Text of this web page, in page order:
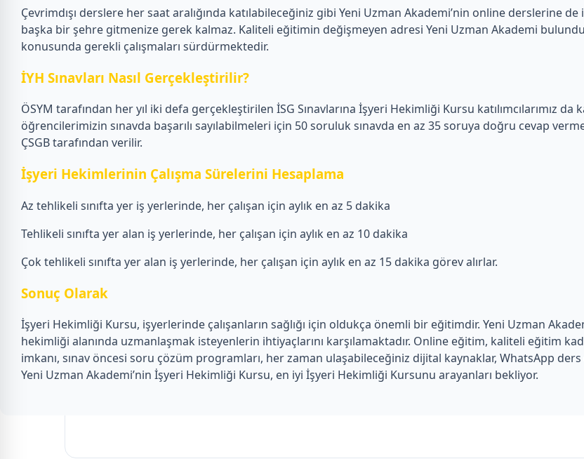
Çevrimdışı derslere her saat aralığında katılabileceğiniz gibi Yeni Uzman Akademi’nin online derslerine
başka bir şehre gitmenize gerek kalmaz. Kaliteli eğitimin değişmeyen adresi Yeni Uzman Akademi
konusunda gerekli çalışmaları sürdürmektedir.
İYH Sınavları Nasıl Gerçekleştirilir?
ÖSYM tarafından her yıl iki defa gerçekleştirilen İSG Sınavlarına İşyeri Hekimliği Kursu katılımcılarımız da
öğrencilerimizin sınavda başarılı sayılabilmeleri için 50 soruluk sınavda en az 35 soruya doğru cevap
ÇSGB tarafından verilir.
İşyeri Hekimlerinin Çalışma Sürelerini Hesaplama
Az tehlikeli sınıfta yer iş yerlerinde, her çalışan için aylık en az 5 dakika
Tehlikeli sınıfta yer alan iş yerlerinde, her çalışan için aylık en az 10 dakika
Çok tehlikeli sınıfta yer alan iş yerlerinde, her çalışan için aylık en az 15 dakika görev alırlar.
Sonuç Olarak
İşyeri Hekimliği Kursu, işyerlerinde çalışanların sağlığı için oldukça önemli bir eğitimdir. Yeni Uzman
hekimliği alanında uzmanlaşmak isteyenlerin ihtiyaçlarını karşılamaktadır. Online eğitim, kaliteli eğitim
imkanı, sınav öncesi soru çözüm programları, her zaman ulaşabileceğiniz dijital kaynaklar, WhatsApp
Yeni Uzman Akademi’nin İşyeri Hekimliği Kursu, en iyi İşyeri Hekimliği Kursunu arayanları bekliyor.